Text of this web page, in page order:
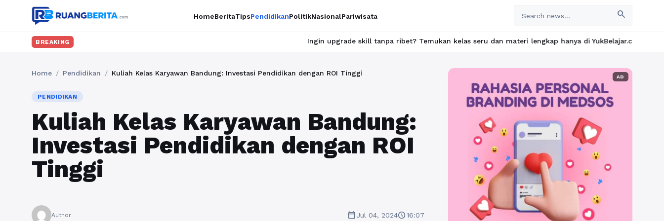
HomeBeritaTipsPendidikanPolitikNasionalPariwisata search
BREAKING Ingin upgrade skill tanpa ribet? Temukan kelas seru dan materi lengkap hanya di YukBelajar.com. Mulai langkah
Home / Pendidikan / Kuliah Kelas Karyawan Bandung: Investasi Pendidikan dengan ROI Tinggi
PENDIDIKAN
Kuliah Kelas Karyawan Bandung:
Investasi Pendidikan dengan ROI
Tinggi
Author calendar_todayJul 04, 2024schedule16:07
AD